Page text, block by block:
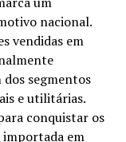
nacional.
vendidas em
segmentos
e utilitárias.
conquistar os
em